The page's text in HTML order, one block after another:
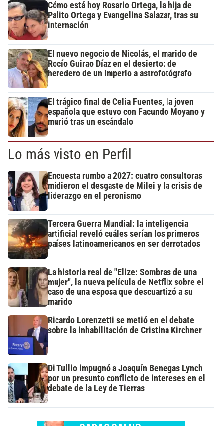
Cómo está hoy Rosario Ortega, la hija de
Palito Ortega y Evangelina Salazar, tras su
internación
El nuevo negocio de Nicolás, el marido de
Rocío Guirao Díaz en el desierto: de
heredero de un imperio a astrofotógrafo
El trágico final de Celia Fuentes, la joven
española que estuvo con Facundo Moyano y
murió tras un escándalo
Lo más visto en Perfil
Encuesta rumbo a 2027: cuatro consultoras
midieron el desgaste de Milei y la crisis de
liderazgo en el peronismo
Tercera Guerra Mundial: la inteligencia
artificial reveló cuáles serían los primeros
países latinoamericanos en ser derrotados
La historia real de "Elize: Sombras de una
mujer", la nueva película de Netflix sobre el
caso de una esposa que descuartizó a su
marido
Ricardo Lorenzetti se metió en el debate
sobre la inhabilitación de Cristina Kirchner
Di Tullio impugnó a Joaquín Benegas Lynch
por un presunto conflicto de intereses en el
debate de la Ley de Tierras